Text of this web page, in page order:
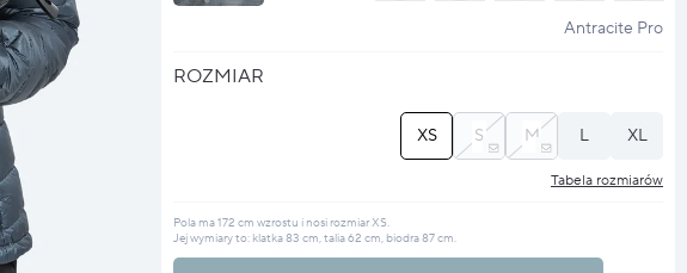
Antracite Pro
ROZMIAR
XL
L
M
S
XS
Tabela rozmiarów
Pola ma 172 cm wzrostu i nosi rozmiar XS.
Jej wymiary to: klatka 83 cm, talia 62 cm, biodra 87 cm.